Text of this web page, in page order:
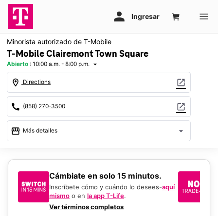
Minorista autorizado de T-Mobile
T-Mobile Clairemont Town Square
Abierto : 10:00 a.m. - 8:00 p.m. arrow_drop_down
location_on Directions open_in_new
call (858) 270-3500 open_in_new
storefront Más detalles arrow_drop_down
Dom.:11:00 a.m. a 6:00 p.m.
Lun.:
10:00 a.m. a 8:00 p.m.
Mar.: 10:00 a.m. a 8:00 p.m.
Mié.:10:00 a.m. a 8:00 p.m.
10:00 a.m. a 8:00 p.m.
​​​​​​​Cámbiate en solo 15 minutos.
Inscríbete cómo y cuándo lo desees-aquí
mismo o en la app T-Life.
Ver términos completos